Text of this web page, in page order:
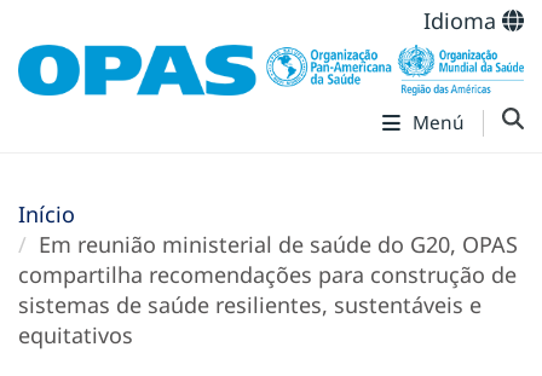
Idioma
Menú
Início
Em reunião ministerial de saúde do G20, OPAS
compartilha recomendações para construção de
sistemas de saúde resilientes, sustentáveis e
equitativos